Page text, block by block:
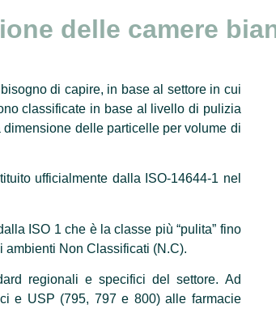
delle camere
di capire, in base al settore in cui
classificate in base al livello di pulizia
delle particelle per volume di
ufficialmente dalla ISO-14644-1 nel
ISO 1 che è la classe più “pulita” fino
ambienti Non Classificati (N.C).
regionali e specifici del settore. Ad
e USP (795, 797 e 800) alle farmacie